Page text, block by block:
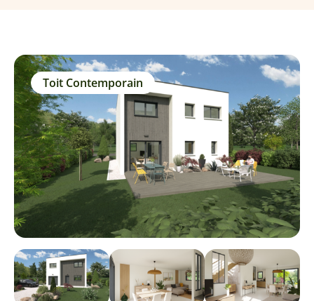
Toit Contemporain